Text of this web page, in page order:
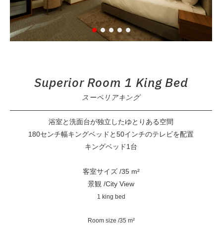
Superior Room 1 King Bed
スーペリアキング
浴室と洗面台が独立したゆとりある空間
180センチ幅キングベッドと50インチのテレビを配置
キングベッド1台
客室サイズ /35 m²
景観 /City View
1 king bed
Room size /35 m²